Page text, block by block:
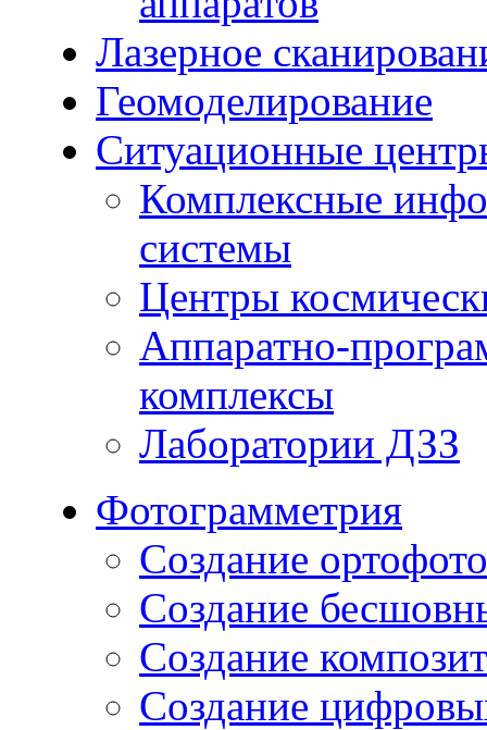
Лазерное
Геомоделирование
Ситуационные
Комплексные
системы
Центры
Аппаратно-
комплексы
Лаборатории ДЗЗ
Фотограмметрия
Создание
Создание
Создание
Создание